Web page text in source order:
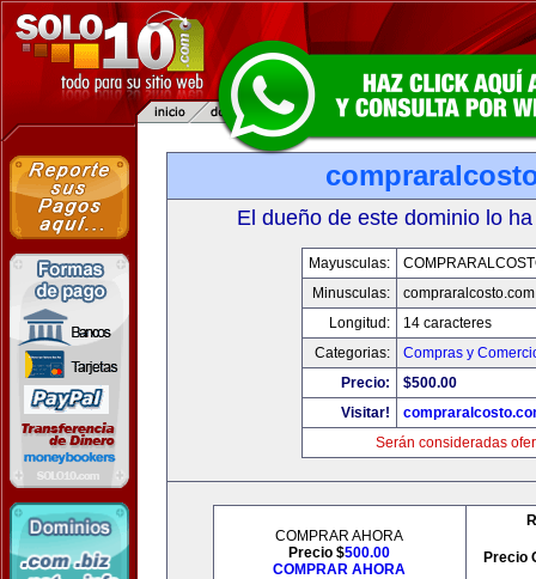
El dueño de este dominio lo
Mayusculas:
Minusculas:
compraralcosto.com
Longitud:
14 caracteres
Categorias:
Compras y
Precio:
$500.00
Visitar!
Serán consideradas
COMPRAR AHORA
Precio $500.00
COMPRAR AHORA
Precio